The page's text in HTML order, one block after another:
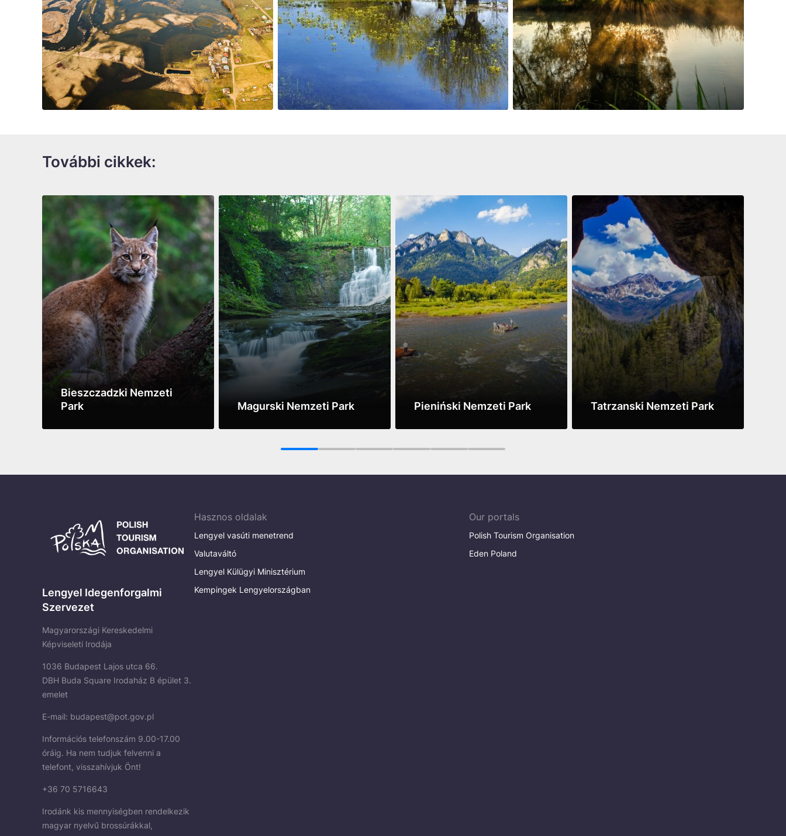
További cikkek:
Bieszczadzki Nemzeti
Park
See more
Magurski Nemzeti Park
See more
Pieniński Nemzeti Park
See more
Tatrzanski Nemzeti Park
See more
1 2 3 4 5 6
Lengyel Idegenforgalmi
Szervezet
Magyarországi Kereskedelmi
Képviseleti Irodája
1036 Budapest Lajos utca 66.
DBH Buda Square Irodaház B épület 3.
emelet
E-mail: budapest@pot.gov.pl
Információs telefonszám 9.00-17.00
óráig. Ha nem tudjuk felvenni a
telefont, visszahívjuk Önt!
+36 70 5716643
Irodánk kis mennyiségben rendelkezik
magyar nyelvű brossúrákkal,
Hasznos oldalak
Lengyel vasúti menetrend
Valutaváltó
Lengyel Külügyi Minisztérium
Kempingek Lengyelországban
Our portals
Polish Tourism Organisation
Eden Poland